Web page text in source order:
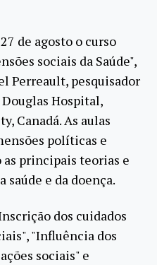
de agosto o curso
sociais da Saúde",
Perreault, pesquisador
Hospital,
Canadá. As aulas
políticas e
as principais teorias e
saúde e da doença.
dos cuidados
"Influência dos
sociais" e